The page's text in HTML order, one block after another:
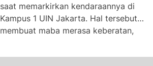
saat memarkirkan kendaraannya di
Kampus 1 UIN Jakarta. Hal tersebut
membuat maba merasa keberatan,